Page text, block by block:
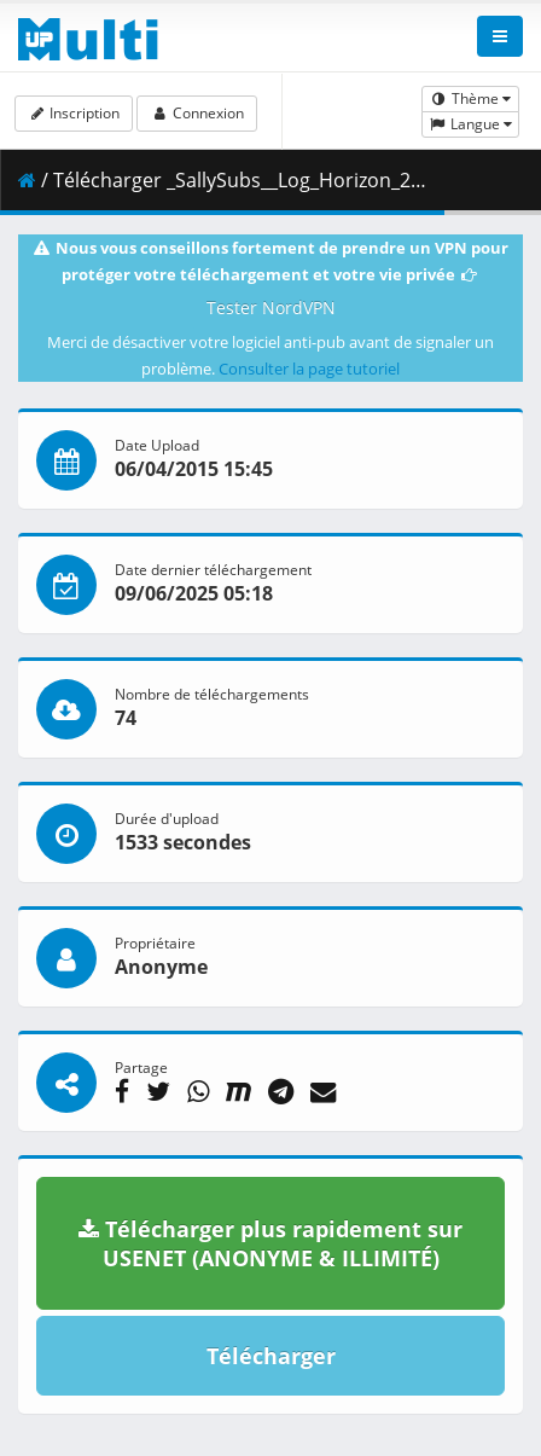
Thème
Langue
Inscription Connexion
/ Télécharger _SallySubs__Log_Horizon_2_-_07__BD_1080p_FLAC___B2582FF3_.mkv.001 ( 645.90 MB )
Nous vous conseillons fortement de prendre un VPN pour
protéger votre téléchargement et votre vie privée
Tester NordVPN
Merci de désactiver votre logiciel anti-pub avant de signaler un
problème. Consulter la page tutoriel
Date Upload
06/04/2015 15:45
Date dernier téléchargement
09/06/2025 05:18
Nombre de téléchargements
74
Durée d'upload
1533 secondes
Propriétaire
Anonyme
Partage
Télécharger plus rapidement sur
USENET (ANONYME & ILLIMITÉ)
Télécharger